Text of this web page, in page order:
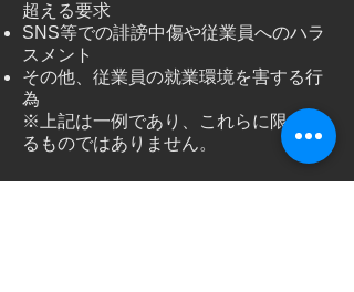
超える要求
SNS等での誹謗中傷や従業員へのハラ
スメント
その他、従業員の就業環境を害する行
為
※上記は一例であり、これらに限られ
るものではありません。